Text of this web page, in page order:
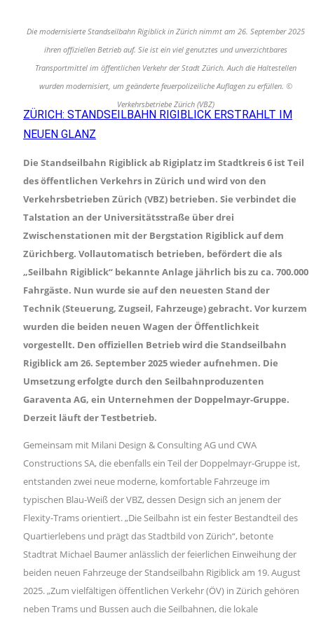
Die modernisierte Standseilbahn Rigiblick in Zürich nimmt am 26. September 2025
ihren offiziellen Betrieb auf. Sie ist ein viel genutztes und unverzichtbares
Transportmittel im öffentlichen Verkehr der Stadt Zürich. Auch die Haltestellen
wurden modernisiert, um geänderte feuerpolizeiliche Auflagen zu erfüllen. ©
Verkehrsbetriebe Zürich (VBZ)
ZÜRICH: STANDSEILBAHN RIGIBLICK ERSTRAHLT IM
NEUEN GLANZ
Die Standseilbahn Rigiblick ab Rigiplatz im Stadtkreis 6 ist Teil
des öffentlichen Verkehrs in Zürich und wird von den
Verkehrsbetrieben Zürich (VBZ) betrieben. Sie verbindet die
Talstation an der Universitätsstraße über drei
Zwischenstationen mit der Bergstation Rigiblick auf dem
Zürichberg. Vollautomatisch betrieben, befördert die als
„Seilbahn Rigiblick“ bekannte Anlage jährlich bis zu ca. 700.000
Fahrgäste. Nun wurde sie auf den neuesten Stand der
Technik (Steuerung, Zugseil, Fahrzeuge) gebracht. Vor kurzem
wurden die beiden neuen Wagen der Öffentlichkeit
vorgestellt. Den offiziellen Betrieb wird die Standseilbahn
Rigiblick am 26. September 2025 wieder aufnehmen. Die
Umsetzung erfolgte durch den Seilbahnproduzenten
Garaventa AG, ein Unternehmen der Doppelmayr-Gruppe.
Derzeit läuft der Testbetrieb.
Gemeinsam mit Milani Design & Consulting AG und CWA
Constructions SA, die ebenfalls ein Teil der Doppelmayr-Gruppe ist,
entstanden zwei neue moderne, komfortable Fahrzeuge im
typischen Blau-Weiß der VBZ, dessen Design sich an jenem der
Flexity-Trams orientiert. „Die Seilbahn ist ein fester Bestandteil des
Quartierlebens und prägt das Stadtbild von Zürich“, betonte
Stadtrat Michael Baumer anlässlich der feierlichen Einweihung der
beiden neuen Fahrzeuge der Standseilbahn Rigiblick am 19. August
2025. „Zum vielfältigen öffentlichen Verkehr (ÖV) in Zürich gehören
neben Trams und Bussen auch die Seilbahnen, die lokale